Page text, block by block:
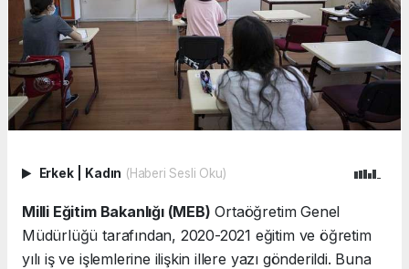
Erkek Kadın (Haberi Sesli Oku)
Milli Eğitim Bakanlığı (MEB) Ortaöğretim Genel
Müdürlüğü tarafından, 2020-2021 eğitim ve öğretim
yılı iş ve işlemlerine ilişkin illere yazı gönderildi. Buna